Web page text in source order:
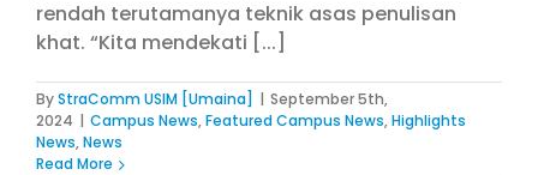
rendah terutamanya teknik asas penulisan
khat. “Kita mendekati [...]
ByStraComm USIM [Umaina] | September 5th,
2024 | Campus News,Featured Campus News,Highlights
News,News
Read More